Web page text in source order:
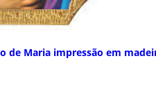
de Maria impressão em